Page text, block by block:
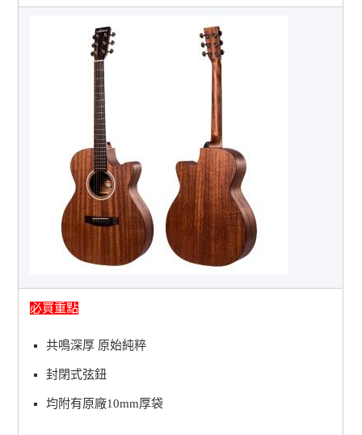
必買重點
共鳴深厚 原始純粹
封閉式弦鈕
均附有原廠10mm厚袋